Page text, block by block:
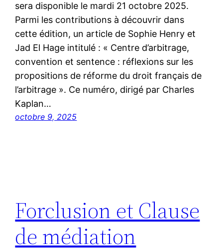
sera disponible le mardi 21 octobre 2025.
Parmi les contributions à découvrir dans
cette édition, un article de Sophie Henry et
Jad El Hage intitulé : « Centre d’arbitrage,
convention et sentence : réflexions sur les
propositions de réforme du droit français de
l’arbitrage ». Ce numéro, dirigé par Charles
Kaplan…
octobre 9, 2025
Forclusion et Clause
de médiation